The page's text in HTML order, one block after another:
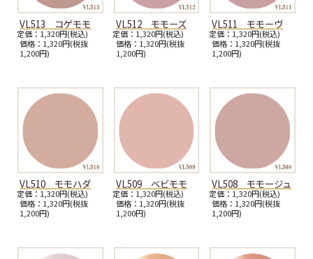
VL513 コゲモモ
定価：1,320円(税込)
価格：1,320円(税抜
1,200円)
VL512 モモーズ
定価：1,320円(税込)
価格：1,320円(税抜
1,200円)
VL511 モモーヴ
定価：1,320円(税込)
価格：1,320円(税抜
1,200円)
VL510 モモハダ
定価：1,320円(税込)
価格：1,320円(税抜
1,200円)
VL509 ベビモモ
定価：1,320円(税込)
価格：1,320円(税抜
1,200円)
VL508 モモージュ
定価：1,320円(税込)
価格：1,320円(税抜
1,200円)